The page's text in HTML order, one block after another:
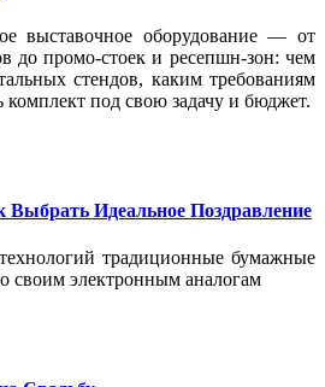
выставочное оборудование — от
до промо-стоек и ресепшн-зон: чем
стендов, каким требованиям
комплект под свою задачу и бюджет.
Идеальное Поздравление
традиционные бумажные
своим электронным аналогам